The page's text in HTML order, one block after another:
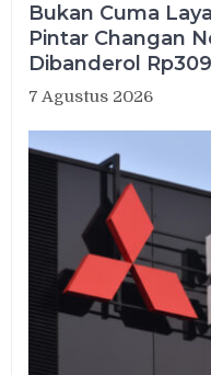
Bukan Cuma
Pintar Changan
Dibanderol
7 Agustus 2026